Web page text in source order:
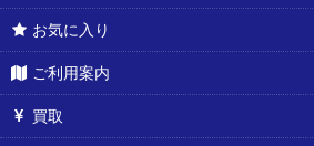
お気に入り
ご利用案内
買取